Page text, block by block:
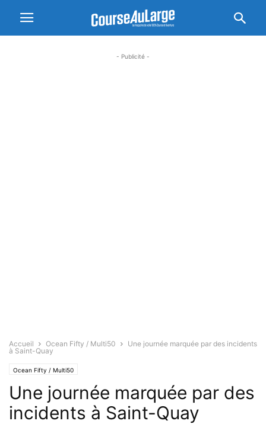
- Publicité -
Accueil Ocean Fifty / Multi50
Une journée marquée par des incidents
à Saint-Quay
Ocean Fifty / Multi50
Une journée marquée par des
incidents à Saint-Quay